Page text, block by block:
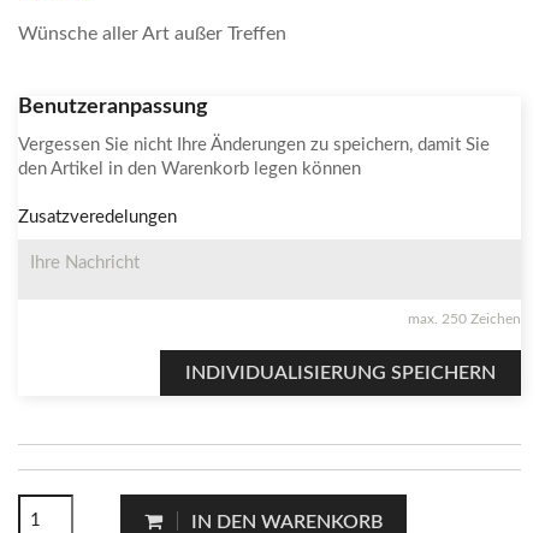
Wünsche aller Art außer Treffen
Benutzeranpassung
Vergessen Sie nicht Ihre Änderungen zu speichern, damit Sie
den Artikel in den Warenkorb legen können
Zusatzveredelungen
max. 250 Zeichen
INDIVIDUALISIERUNG SPEICHERN
IN DEN WARENKORB